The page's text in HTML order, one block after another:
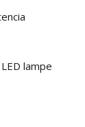
lampe